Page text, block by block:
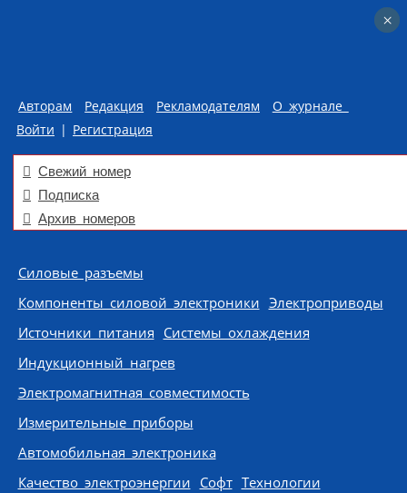
Авторам Редакция Рекламодателям
О журнале
Войти | Регистрация
Свежий номер
Подписка
Архив номеров
Skip to content
Силовые разъемы
Компоненты силовой электроники Электроприводы
Источники питания Системы охлаждения
Индукционный нагрев
Электромагнитная совместимость
Измерительные приборы
Автомобильная электроника
Качество электроэнергии Софт Технологии
×
×